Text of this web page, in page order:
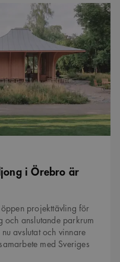
i Örebro är
projekttävling för
och anslutande parkrum
avslutat och vinnare
med Sveriges